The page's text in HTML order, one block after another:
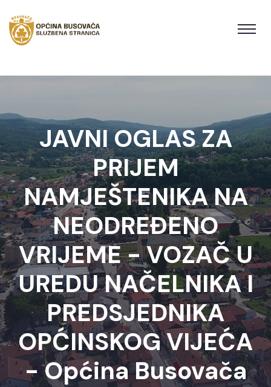
JAVNI OGLAS ZA
PRIJEM
NAMJEŠTENIKA NA
NEODREĐENO
VRIJEME - VOZAČ U
UREDU NAČELNIKA I
PREDSJEDNIKA
OPĆINSKOG VIJEĆA
- Općina Busovača